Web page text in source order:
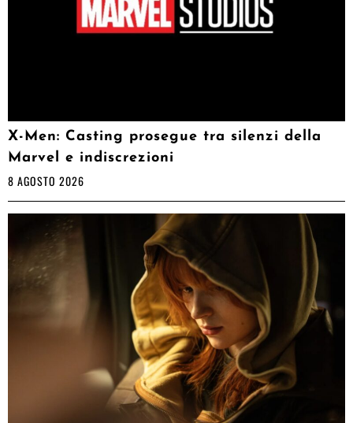
X-Men: Casting prosegue tra silenzi della
Marvel e indiscrezioni
8 AGOSTO 2026